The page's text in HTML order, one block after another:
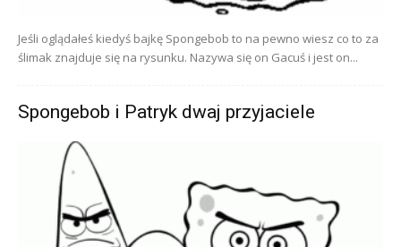
Jeśli oglądałeś kiedyś bajkę Spongebob to na pewno wiesz co to za
ślimak znajduje się na rysunku. Nazywa się on Gacuś i jest on...
Spongebob i Patryk dwaj przyjaciele